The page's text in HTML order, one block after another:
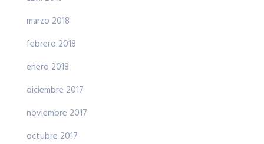
marzo 2018
febrero 2018
enero 2018
diciembre 2017
noviembre 2017
octubre 2017